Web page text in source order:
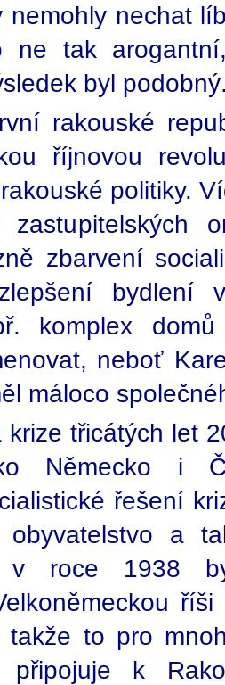
nemohly nechat
ne tak
byl
rakouské
říjnovou
politiky.
zbarvení
bydlení
komplex
neboť
máloco
krize třicátých let
Německo i
řešení
obyvatelstvo a
roce 1938
takže to pro
připojuje k